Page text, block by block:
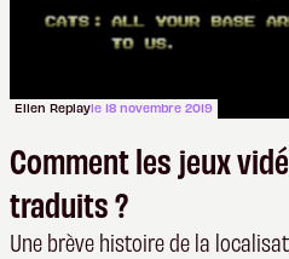
Ellen Replayle 18 novembre 2019
Comment les jeux
traduits ?
Une brève histoire de la